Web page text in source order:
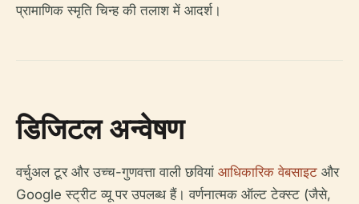
प्रामाणिक स्मृति चिन्ह की तलाश में आदर्श।
डिजिटल अन्वेषण
वर्चुअल टूर और उच्च-गुणवत्ता वाली छवियां आधिकारिक वेबसाइट और
Google स्ट्रीट व्यू पर उपलब्ध हैं। वर्णनात्मक ऑल्ट टेक्स्ट (जैसे,